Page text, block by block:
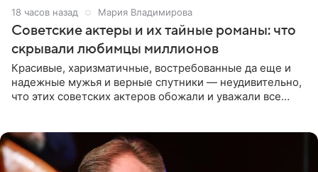
18 часов назад Мария Владимирова
Советские актеры и их тайные романы: что
скрывали любимцы миллионов
Красивые, харизматичные, востребованные да еще и
надежные мужья и верные спутники — неудивительно,
что этих советских актеров обожали и уважали все